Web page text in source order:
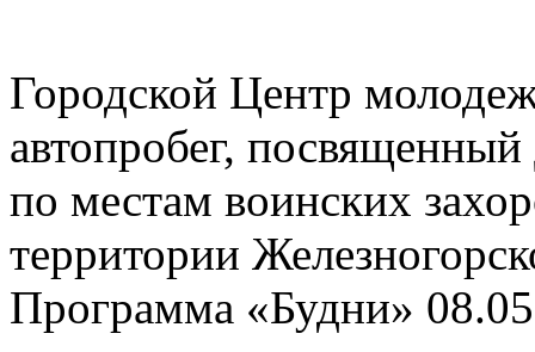
Городской Центр
автопробег,
по местам воинских
территории
Программа «Будни»